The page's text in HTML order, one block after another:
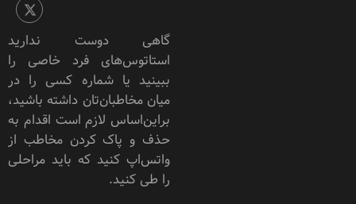
گاهی دوست ندارید
استاتوس‌های فرد خاصی را
ببینید یا شماره کسی را در
میان مخاطبان‌تان داشته باشید،
براین‌‌اساس لازم است اقدام به
حذف و پاک کردن مخاطب از
واتس‌اپ کنید که باید مراحلی
را طی کنید.